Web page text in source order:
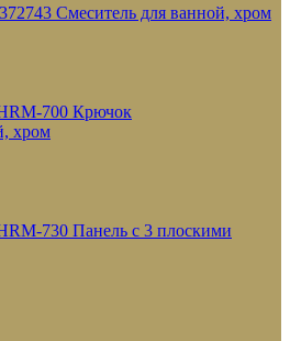
Смеситель для ванной, хром
700 Крючок
хром
730 Панель с 3 плоскими